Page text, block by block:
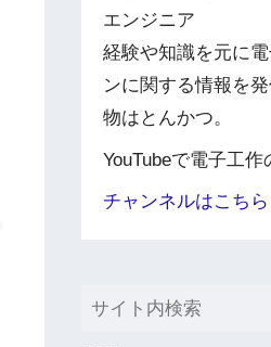
エンジニア
経験や知識を元に
ンに関する情報を
物はとんかつ。
YouTubeで電子工作
チャンネルはこちら